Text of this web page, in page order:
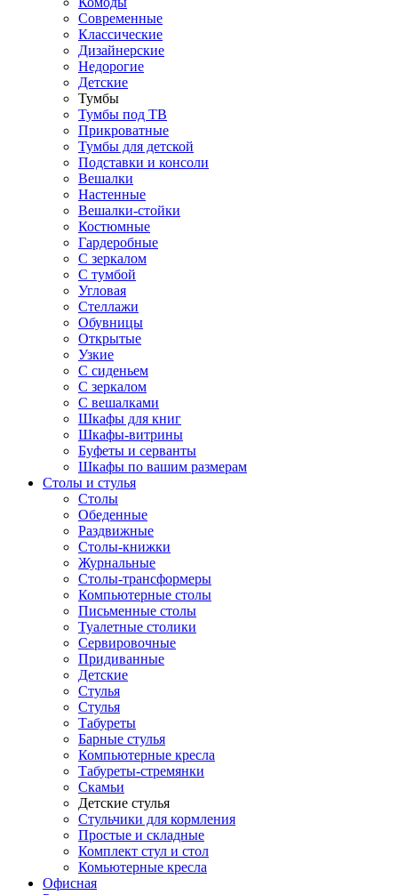
Современные
Классические
Дизайнерские
Недорогие
Детские
Тумбы
Тумбы под ТВ
Прикроватные
Тумбы для детской
Подставки и консоли
Вешалки
Настенные
Вешалки-стойки
Костюмные
Гардеробные
С зеркалом
С тумбой
Угловая
Стеллажи
Обувницы
Открытые
Узкие
С сиденьем
С зеркалом
С вешалками
Шкафы для книг
Шкафы-витрины
Буфеты и серванты
Шкафы по вашим размерам
Столы и стулья
Столы
Обеденные
Раздвижные
Столы-книжки
Журнальные
Столы-трансформеры
Компьютерные столы
Письменные столы
Туалетные столики
Сервировочные
Придиванные
Детские
Стулья
Стулья
Табуреты
Барные стулья
Компьютерные кресла
Табуреты-стремянки
Скамьи
Детские стулья
Стульчики для кормления
Простые и складные
Комплект стул и стол
Комьютерные кресла
Офисная